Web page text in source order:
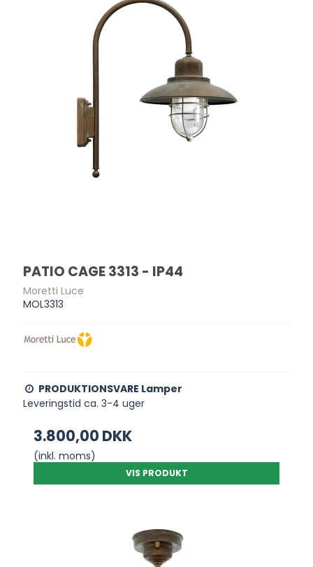
PATIO CAGE 3313 - IP44
Moretti Luce
MOL3313
PRODUKTIONSVARE Lamper
Leveringstid ca. 3-4 uger
3.800,00 DKK
(inkl. moms)
VIS PRODUKT